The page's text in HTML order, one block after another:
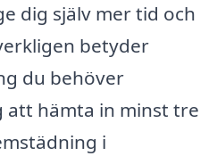
dig själv mer tid och
betyder
du behöver
att hämta in minst tre
i